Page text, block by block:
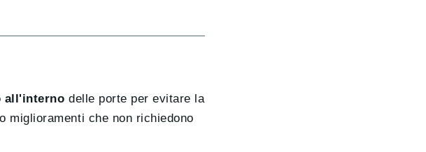
all'interno delle porte per evitare la
miglioramenti che non richiedono